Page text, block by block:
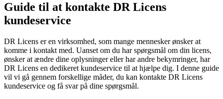
Guide til at kontakte DR Licens
kundeservice
DR Licens er en virksomhed, som mange mennesker ønsker at
komme i kontakt med. Uanset om du har spørgsmål om din licens,
ønsker at ændre dine oplysninger eller har andre bekymringer, har
DR Licens en dedikeret kundeservice til at hjælpe dig. I denne guide
vil vi gå gennem forskellige måder, du kan kontakte DR Licens
kundeservice og få svar på dine spørgsmål.